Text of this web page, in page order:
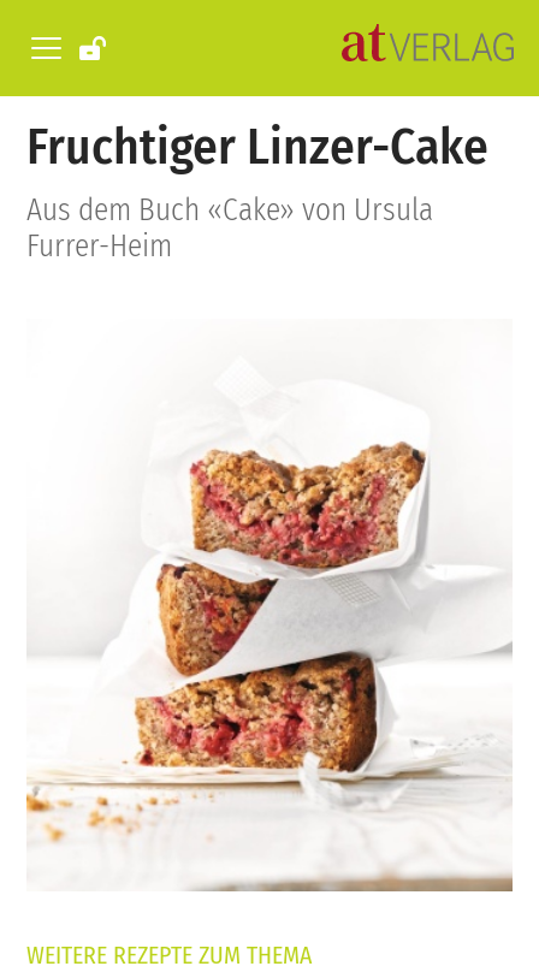
Fruchtiger Linzer-Cake
Aus dem Buch «Cake» von Ursula
Furrer-Heim
WEITERE REZEPTE ZUM THEMA